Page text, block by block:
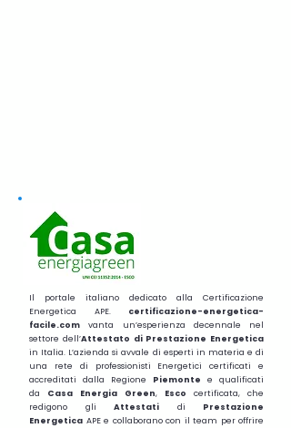
Il portale italiano dedicato alla Certificazione
Energetica APE. certificazione-energetica-
facile.com vanta un’esperienza decennale nel
settore dell’Attestato di Prestazione Energetica
in Italia. L’azienda si avvale di esperti in materia e di
una rete di professionisti Energetici certificati e
accreditati dalla Regione Piemonte e qualificati
da Casa Energia Green, Esco certificata, che
redigono gli Attestati di Prestazione
Energetica APE e collaborano con il team per offrire